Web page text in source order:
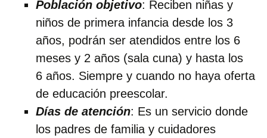
Población objetivo: Reciben niñas y
niños de primera infancia desde los 3
años, podrán ser atendidos entre los 6
meses y 2 años (sala cuna) y hasta los
6 años. Siempre y cuando no haya oferta
de educación preescolar.
Días de atención: Es un servicio donde
los padres de familia y cuidadores